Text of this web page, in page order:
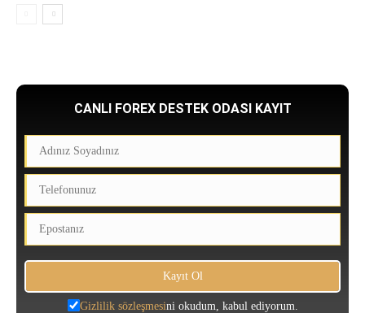
CANLI FOREX DESTEK ODASI KAYIT
Gizlilik sözleşmesini okudum, kabul ediyorum.